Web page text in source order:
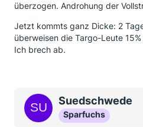
überzogen. Androhung der
Jetzt kommts ganz Dicke: 2
überweisen die Targo-Leute
Ich brech ab.
Suedschwede
Sparfuchs